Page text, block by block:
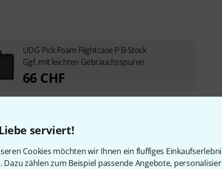
serviert!
Cookies möchten wir Ihnen ein fluffiges
Dazu zählen zum Beispiel passende Angebote,
UDG Pick Foam Flightcase P B-Stock
Ggf. mit leichten Gebrauchsspuren
66 CHF